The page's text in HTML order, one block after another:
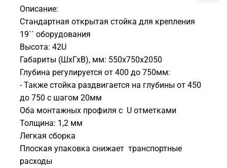
Описание:
Стандартная открытая стойка для крепления
19`` оборудования
Высота: 42U
Габариты (ШхГхВ), мм: 550х750х2050
Глубина регулируется от 400 до 750мм:
- Также стойка раздвигается на глубины от 450
до 750 с шагом 20мм
Оба монтажных профиля с U отметками
Толщина: 1,2 мм
Легкая сборка
Плоская упаковка снижает транспортные
расходы